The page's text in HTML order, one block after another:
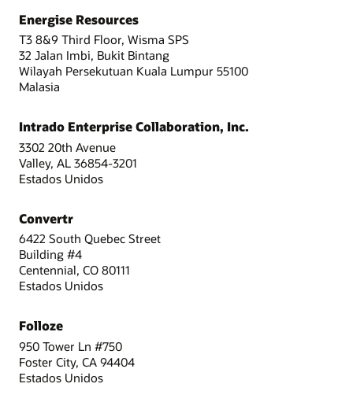
Energise Resources
T3 8&9 Third Floor, Wisma SPS
32 Jalan Imbi, Bukit Bintang
Wilayah Persekutuan Kuala Lumpur 55100
Malasia
Intrado Enterprise Collaboration, Inc.
3302 20th Avenue
Valley, AL 36854-3201
Estados Unidos
Convertr
6422 South Quebec Street
Building #4
Centennial, CO 80111
Estados Unidos
Folloze
950 Tower Ln #750
Foster City, CA 94404
Estados Unidos